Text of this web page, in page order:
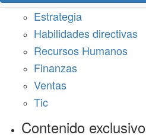
Estrategia
Habilidades directivas
Recursos Humanos
Finanzas
Ventas
Tic
Contenido exclusivo